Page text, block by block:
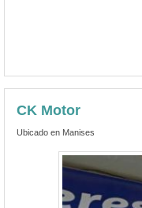
CK Motor
Ubicado en Manises